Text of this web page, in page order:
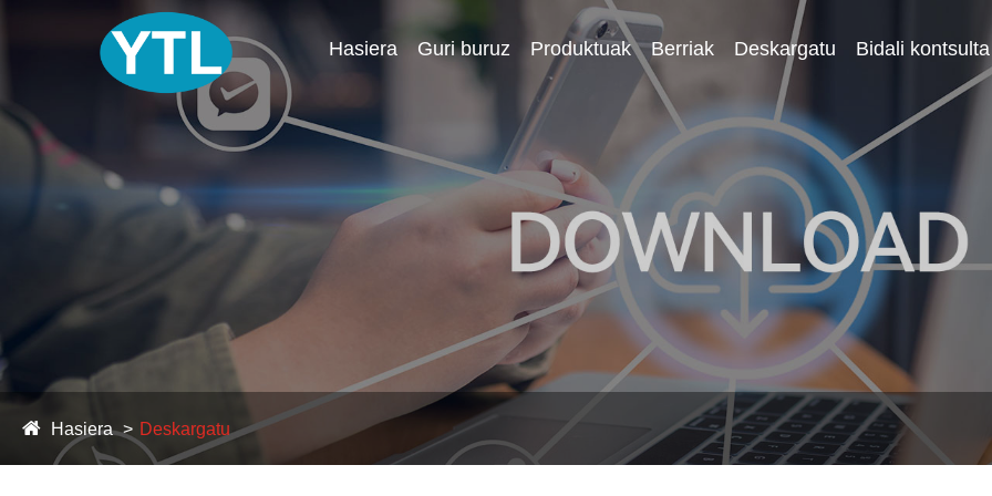
Hasiera Guri buruz Produktuak Berriak Deskargatu Bidali kontsulta
Hasiera Deskargatu